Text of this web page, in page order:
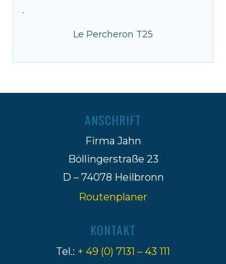
·
Le Percheron T25
ANSCHRIFT
Firma Jahn
Böllingerstraße 23
D – 74078 Heilbronn
Routenplaner
KONTAKT
Tel.: + 49 (0) 7131 – 43 111